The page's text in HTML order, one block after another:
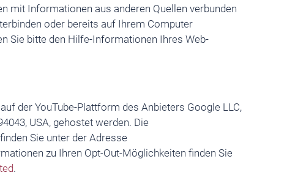
mit Informationen aus anderen Quellen verbunden
oder bereits auf Ihrem Computer
Sie bitte den Hilfe-Informationen Ihres Web-
der YouTube-Plattform des Anbieters Google LLC,
USA, gehostet werden. Die
Sie unter der Adresse
zu Ihren Opt-Out-Möglichkeiten finden Sie
.